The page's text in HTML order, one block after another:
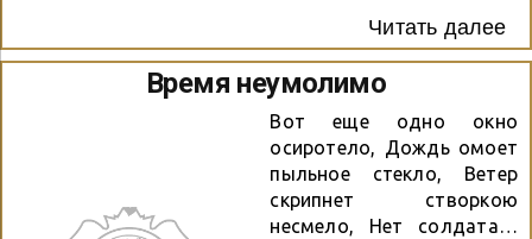
воинов-бойцов. Здесь
враг был также близок,
рядом, У всех тревога за
детей… Здесь каждым
отлитым снарядом
Спасали жизни сыновей.
Август 1941г. Исаак
Цейтлин
Читать далее
Время неумолимо
Вот еще одно окно
осиротело, Дождь омоет
пыльное стекло, Ветер
скрипнет створкою
несмело, Нет солдата…